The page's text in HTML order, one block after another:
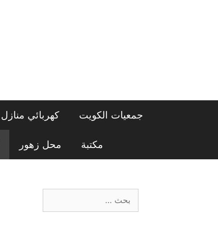
جمعيات الكويت كهربائي منازل
مكتبة محل زهور
عن: